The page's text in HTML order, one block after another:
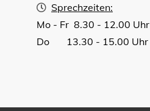
Sprechzeiten:
Mo - Fr 8.30 - 12.00 Uhr
Do 13.30 - 15.00 Uhr